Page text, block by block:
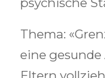
Thema:
eine